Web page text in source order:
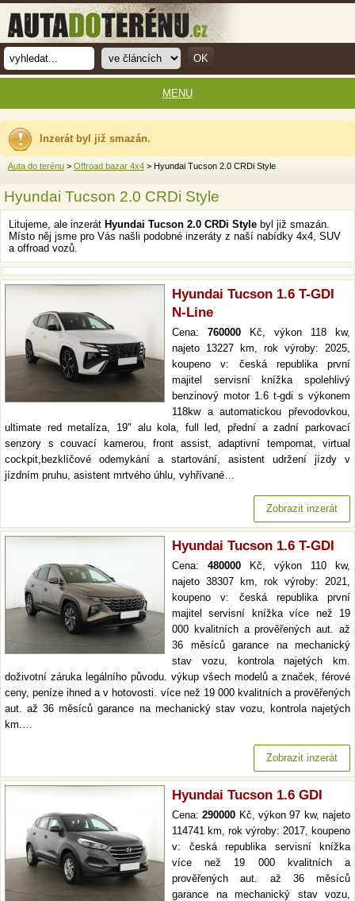
Inzerát byl již smazán.
Auta do terénu > Offroad bazar 4x4 > Hyundai Tucson 2.0 CRDi Style
Hyundai Tucson 2.0 CRDi Style
Litujeme, ale inzerát Hyundai Tucson 2.0 CRDi Style byl již smazán.
Místo něj jsme pro Vás našli podobné inzeráty z naší nabídky 4x4, SUV
a offroad vozů.
Hyundai Tucson 1.6 T-GDI
N-Line
Cena: 760000 Kč, výkon 118 kw,
najeto 13227 km, rok výroby: 2025,
koupeno v: česká republika první
majitel servisní knížka spolehlivý
benzinový motor 1.6 t-gdi s výkonem
118kw a automatickou převodovkou,
ultimate red metalíza, 19" alu kola, full led, přední a zadní parkovací
senzory s couvací kamerou, front assist, adaptivní tempomat, virtual
cockpit,bezklíčové odemykání a startování, asistent udržení jízdy v
jízdním pruhu, asistent mrtvého úhlu, vyhřívané…
Zobrazit inzerát
Hyundai Tucson 1.6 T-GDI
Cena: 480000 Kč, výkon 110 kw,
najeto 38307 km, rok výroby: 2021,
koupeno v: česká republika první
majitel servisní knížka více než 19
000 kvalitních a prověřených aut. až
36 měsíců garance na mechanický
stav vozu, kontrola najetých km.
doživotní záruka legálního původu. výkup všech modelů a značek, férové
ceny, peníze ihned a v hotovosti. více než 19 000 kvalitních a prověřených
aut. až 36 měsíců garance na mechanický stav vozu, kontrola najetých
km.…
Zobrazit inzerát
Hyundai Tucson 1.6 GDI
Cena:290000 Kč, výkon 97 kw, najeto
114741 km, rok výroby: 2017, koupeno
v: česká republika servisní knížka
více než 19 000 kvalitních a
prověřených aut. až 36 měsíců
garance na mechanický stav vozu,
MENU